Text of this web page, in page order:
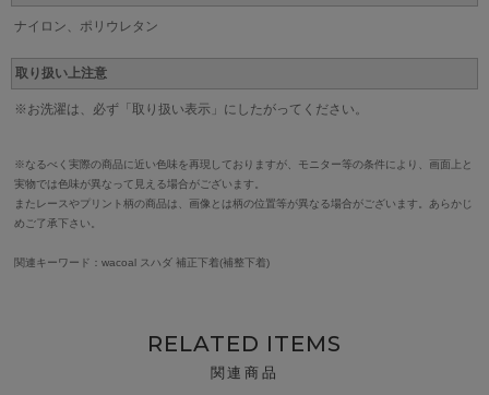
ナイロン、ポリウレタン
取り扱い上注意
※お洗濯は、必ず「取り扱い表示」にしたがってください。
※なるべく実際の商品に近い色味を再現しておりますが、モニター等の条件により、画面上と
実物では色味が異なって見える場合がございます。
またレースやプリント柄の商品は、画像とは柄の位置等が異なる場合がございます。あらかじ
めご了承下さい。
関連キーワード：wacoal スハダ 補正下着(補整下着)
RELATED ITEMS
関連商品